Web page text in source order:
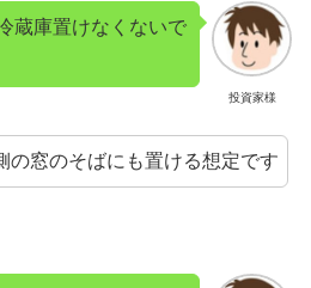
投資家様
蔵庫置けなくないで
の窓のそばにも置ける想定です